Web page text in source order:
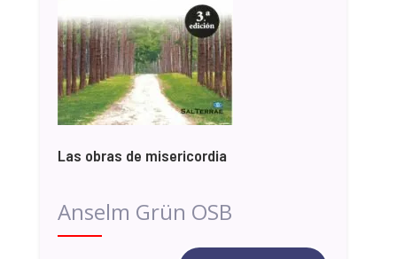
Las obras de misericordia
Anselm Grün OSB